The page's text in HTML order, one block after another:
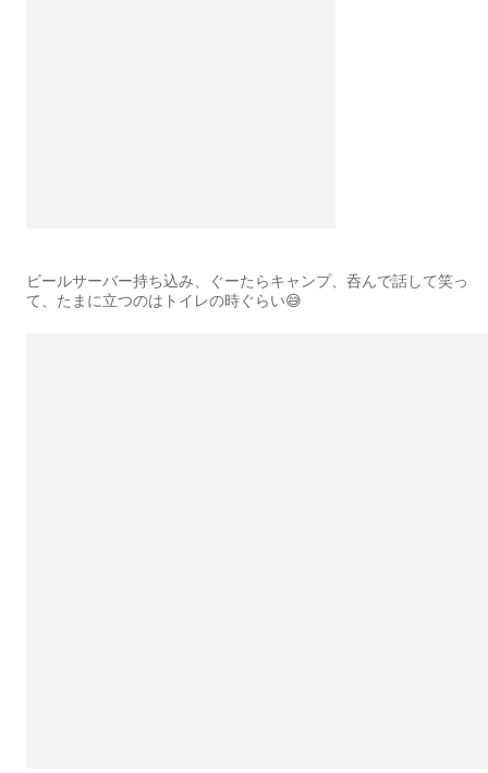
ビールサーバー持ち込み、ぐーたらキャンプ、呑んで話して笑っ
て、たまに立つのはトイレの時ぐらい😅